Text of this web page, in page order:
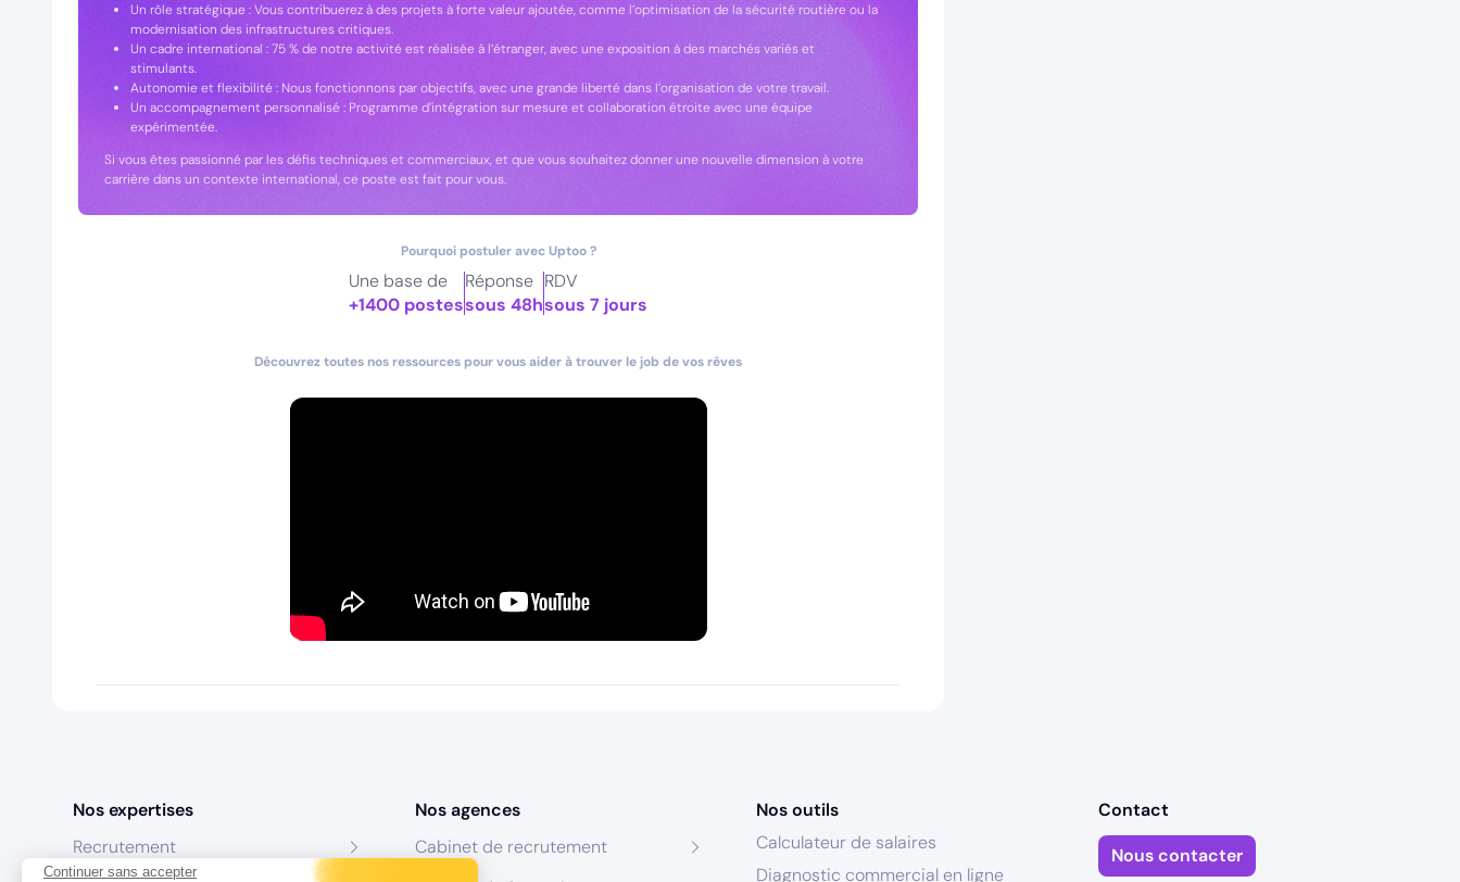
Continuer sans accepter
Un rôle stratégique : Vous contribuerez à des projets à forte valeur ajoutée, comme l’optimisation de la sécurité routière ou la
modernisation des infrastructures critiques.
Un cadre international : 75 % de notre activité est réalisée à l’étranger, avec une exposition à des marchés variés et
stimulants.
Autonomie et flexibilité : Nous fonctionnons par objectifs, avec une grande liberté dans l’organisation de votre travail.
Un accompagnement personnalisé : Programme d’intégration sur mesure et collaboration étroite avec une équipe
expérimentée.
Si vous êtes passionné par les défis techniques et commerciaux, et que vous souhaitez donner une nouvelle dimension à votre
carrière dans un contexte international, ce poste est fait pour vous.
Pourquoi postuler avec Uptoo ?
Une base de
+1400 postes
Réponse
sous 48h
RDV
sous 7 jours
Découvrez toutes nos ressources pour vous aider à trouver le job de vos rêves
Nos expertises
Recrutement
Nos agences
Cabinet de recrutement
Nos outils
Calculateur de salaires
Diagnostic commercial en ligne
Contact
Nous contacter